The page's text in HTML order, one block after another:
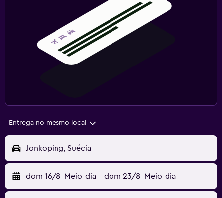
Entrega no mesmo local
Jonkoping, Suécia
dom 16/8 Meio-dia - dom 23/8 Meio-dia